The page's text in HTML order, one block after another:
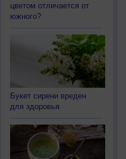
цветом отличается от
южного?
Букет сирени вреден
для здоровья